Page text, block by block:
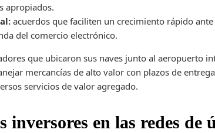
apropiados.
acuerdos que faciliten un crecimiento rápido
del comercio electrónico.
que ubicaron sus naves junto al aeropuerto
mercancías de alto valor con plazos de
servicios de valor agregado.
inversores en las redes de